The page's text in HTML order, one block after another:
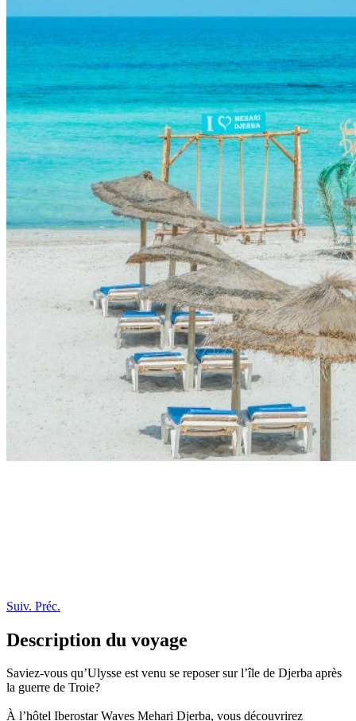
Suiv. Préc.
Description du voyage
Saviez-vous qu’Ulysse est venu se reposer sur l’île de Djerba après
la guerre de Troie?
À l’hôtel Iberostar Waves Mehari Djerba, vous découvrirez